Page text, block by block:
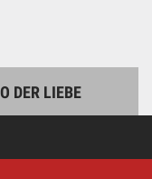
DER LIEBE